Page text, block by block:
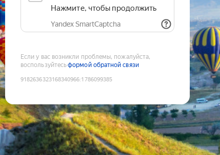
Нажмите, чтобы продолжить
Yandex SmartCaptcha
Если у вас возникли проблемы, пожалуйста,
воспользуйтесьформой обратной связи
9182636323168340966:1786099385